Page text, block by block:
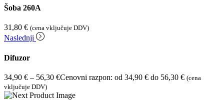
Šoba 260A
31,80 € (cena vključuje DDV)
Naslednji
Difuzor
34,90 € – 56,30 €Cenovni razpon: od 34,90 € do 56,30 € (cena
vključuje DDV)